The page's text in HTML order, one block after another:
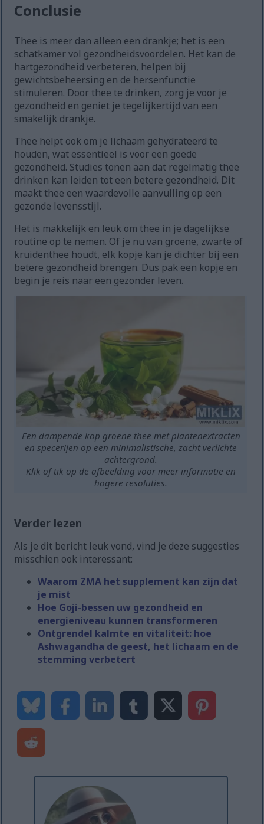
Conclusie
Thee is meer dan alleen een drankje; het is een
schatkamer vol gezondheidsvoordelen. Het kan de
hartgezondheid verbeteren, helpen bij
gewichtsbeheersing en de hersenfunctie
stimuleren. Door thee te drinken, zorg je voor je
gezondheid en geniet je tegelijkertijd van een
smakelijk drankje.
Thee helpt ook om je lichaam gehydrateerd te
houden, wat essentieel is voor een goede
gezondheid. Studies tonen aan dat regelmatig thee
drinken kan leiden tot een betere gezondheid. Dit
maakt thee een waardevolle aanvulling op een
gezonde levensstijl.
Het is makkelijk en leuk om thee in je dagelijkse
routine op te nemen. Of je nu van groene, zwarte of
kruidenthee houdt, elk kopje kan je dichter bij een
betere gezondheid brengen. Dus pak een kopje en
begin je reis naar een gezonder leven.
Een dampende kop groene thee met plantenextracten
en specerijen op een minimalistische, zacht verlichte
achtergrond.
Klik of tik op de afbeelding voor meer informatie en
hogere resoluties.
Verder lezen
Als je dit bericht leuk vond, vind je deze suggesties
misschien ook interessant:
Waarom ZMA het supplement kan zijn dat
je mist
Hoe Goji-bessen uw gezondheid en
energieniveau kunnen transformeren
Ontgrendel kalmte en vitaliteit: hoe
Ashwagandha de geest, het lichaam en de
stemming verbetert